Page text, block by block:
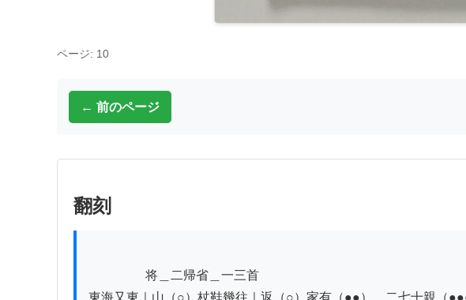
ページ: 10
← 前のページ
翻刻